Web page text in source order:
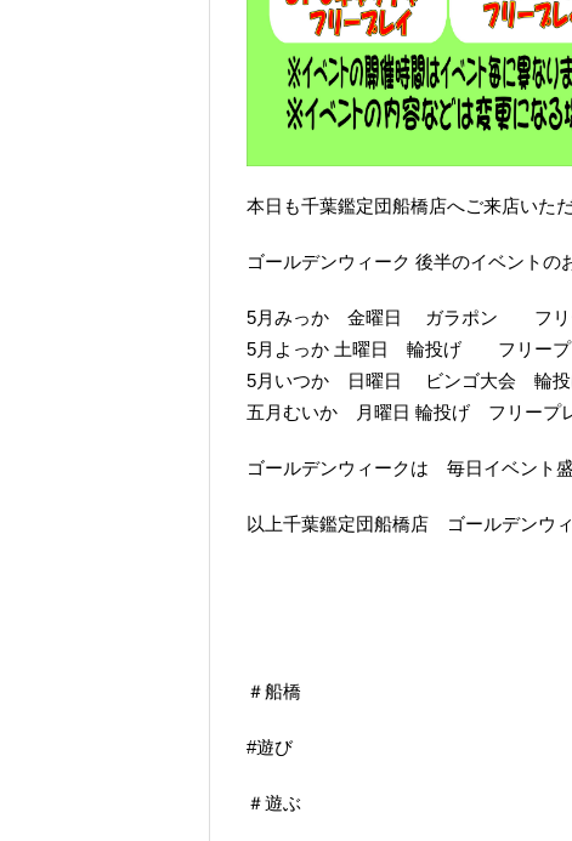
本日も千葉鑑定団船橋店へご来店いた
ゴールデンウィーク 後半のイベントの
5月みっか 金曜日 ガラポン フリ
5月よっか 土曜日 輪投げ フリープ
5月いつか 日曜日 ビンゴ大会 輪投
五月むいか 月曜日 輪投げ フリープ
ゴールデンウィークは 毎日イベント
以上千葉鑑定団船橋店 ゴールデンウ
＃船橋
#遊び
＃遊ぶ